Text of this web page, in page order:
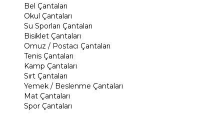
Bel Çantaları
Okul Çantaları
Su Sporları Çantaları
Bisiklet Çantaları
Omuz / Postacı Çantaları
Tenis Çantaları
Kamp Çantaları
Sırt Çantaları
Yemek / Beslenme Çantaları
Mat Çantaları
Spor Çantaları